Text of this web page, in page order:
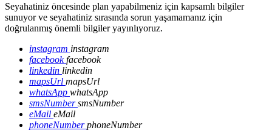
Seyahatiniz öncesinde plan yapabilmeniz için kapsamlı bilgiler
sunuyor ve seyahatiniz sırasında sorun yaşamamanız için
doğrulanmış önemli bilgiler yayınlıyoruz.
instagram instagram
facebookfacebook
linkedin linkedin
mapsUrl mapsUrl
whatsApp whatsApp
smsNumbersmsNumber
eMail eMail
phoneNumberphoneNumber